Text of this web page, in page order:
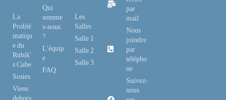
La
Problé
matiqu
e du
Rubik'
s Cube
Sosies
Viens
dehors
Qui
somme
s-nous
?
L'équip
e
FAQ
Les
Salles
Salle 1
Salle 2
Salle 3
par
mail
Nous
joindre
par
télépho
ne
Suivez-
nous